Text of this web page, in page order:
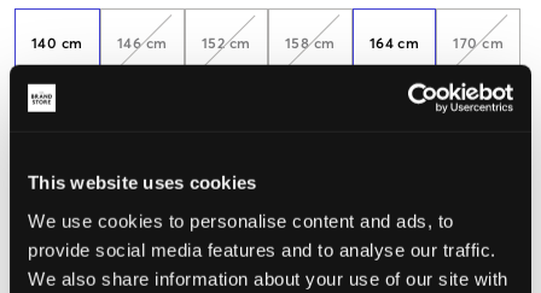
This website uses cookies
We use cookies to personalise content and ads, to
provide social media features and to analyse our traffic.
We also share information about your use of our site with
140 cm
Nog
146 cm 152 cm 158 cm 164 cm 170 cm
De maat lijkt